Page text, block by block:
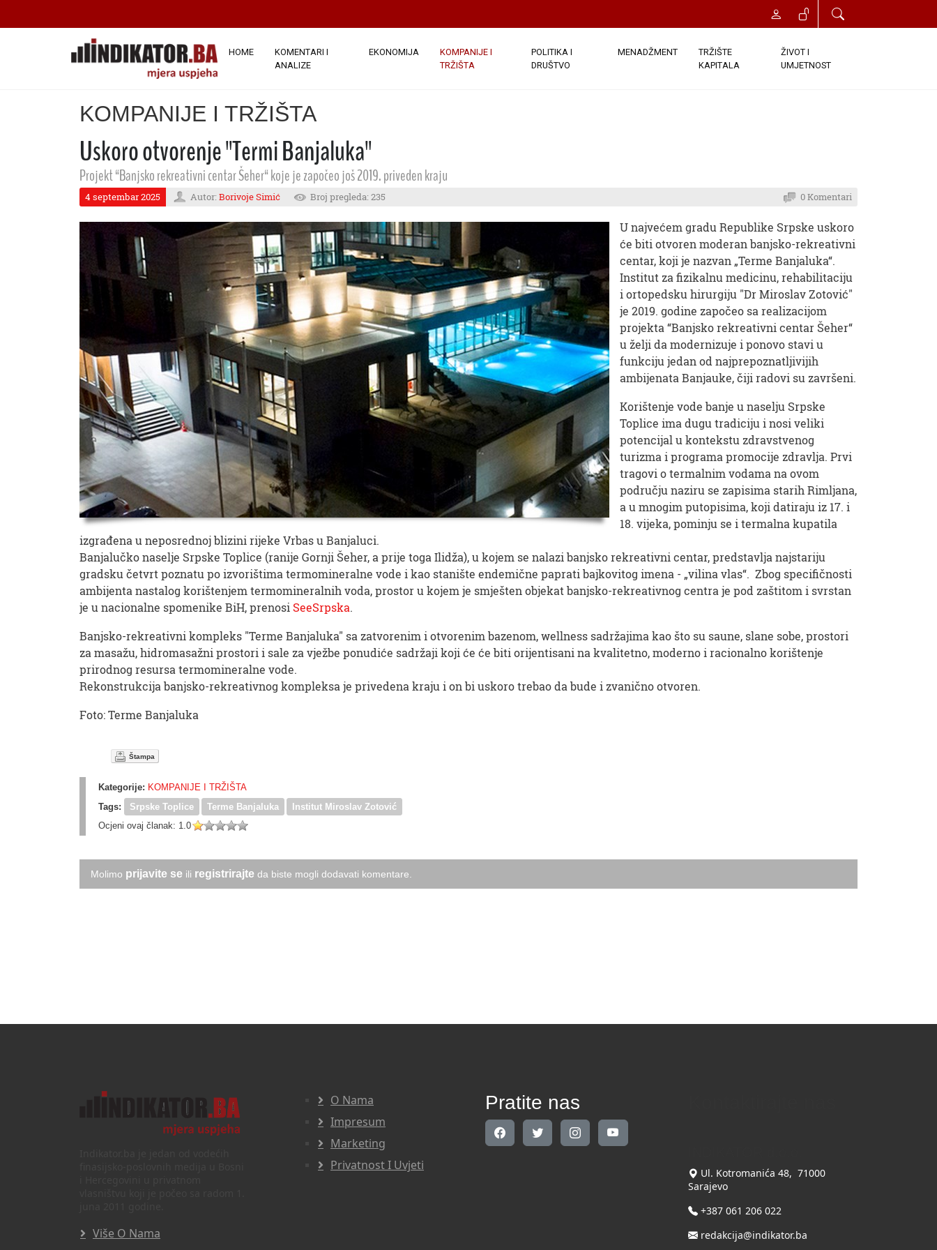
HOME
KOMENTARI I
ANALIZE
EKONOMIJA
KOMPANIJE I
TRŽIŠTA
POLITIKA I
DRUŠTVO
MENADŽMENT
TRŽIŠTE
KAPITALA
ŽIVOT I
UMJETNOST
KOMPANIJE I TRŽIŠTA
Uskoro otvorenje "Termi Banjaluka"
Projekt “Banjsko rekreativni centar Šeher“ koje je započeo još 2019. priveden kraju
4 septembar 2025 Autor: Borivoje Simić Broj pregleda: 235 0 Komentari
U najvećem gradu Republike Srpske uskoro
će biti otvoren moderan banjsko-rekreativni
centar, koji je nazvan „Terme Banjaluka“.
Institut za fizikalnu medicinu, rehabilitaciju
i ortopedsku hirurgiju "Dr Miroslav Zotović"
je 2019. godine započeo sa realizacijom
projekta “Banjsko rekreativni centar Šeher“
u želji da modernizuje i ponovo stavi u
funkciju jedan od najprepoznatljivijih
ambijenata Banjauke, čiji radovi su završeni.
Korištenje vode banje u naselju Srpske
Toplice ima dugu tradiciju i nosi veliki
potencijal u kontekstu zdravstvenog
turizma i programa promocije zdravlja. Prvi
tragovi o termalnim vodama na ovom
području naziru se zapisima starih Rimljana,
a u mnogim putopisima, koji datiraju iz 17. i
18. vijeka, pominju se i termalna kupatila
izgrađena u neposrednoj blizini rijeke Vrbas u Banjaluci.
Banjalučko naselje Srpske Toplice (ranije Gornji Šeher, a prije toga Ilidža), u kojem se nalazi banjsko rekreativni centar, predstavlja najstariju
gradsku četvrt poznatu po izvorištima termomineralne vode i kao stanište endemične paprati bajkovitog imena - „vilina vlas“. Zbog specifičnosti
ambijenta nastalog korištenjem termomineralnih voda, prostor u kojem je smješten objekat banjsko-rekreativnog centra je pod zaštitom i svrstan
je u nacionalne spomenike BiH, prenosi SeeSrpska.
Banjsko-rekreativni kompleks "Terme Banjaluka" sa zatvorenim i otvorenim bazenom, wellness sadržajima kao što su saune, slane sobe, prostori
za masažu, hidromasažni prostori i sale za vježbe ponudiće sadržaji koji će će biti orijentisani na kvalitetno, moderno i racionalno korištenje
prirodnog resursa termomineralne vode.
Rekonstrukcija banjsko-rekreativnog kompleksa je privedena kraju i on bi uskoro trebao da bude i zvanično otvoren.
Foto: Terme Banjaluka
Štampa
Kategorije: KOMPANIJE I TRŽIŠTA
Tags:
Srpske Toplice Terme Banjaluka
Institut Miroslav Zotović
Ocjeni ovaj članak: 1.0
Molimo prijavite se ili registrirajte da biste mogli dodavati komentare.
Više O Nama
O Nama
Impresum
Marketing
Privatnost I Uvjeti
Pratite nas
Ul. Kotromanića 48, 71000
Sarajevo
+387 061 206 022
redakcija@indikator.ba